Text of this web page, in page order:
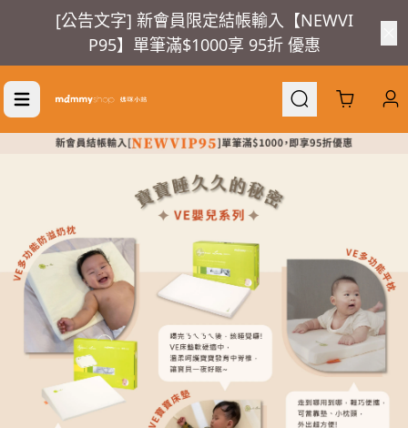
[公告文字] 新會員限定結帳輸入【NEWVI
P95】單筆滿$1000享 95折 優惠
Cart